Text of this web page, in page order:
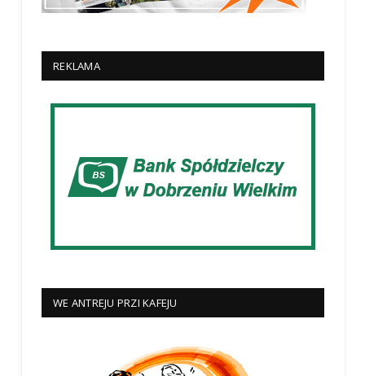
REKLAMA
WE ANTREJU PRZI KAFEJU